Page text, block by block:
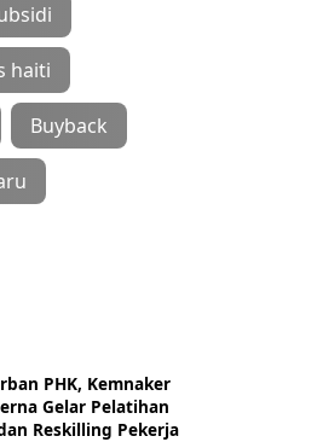
haiti
Buyback
PHK, Kemnaker
Gelar Pelatihan
Reskilling Pekerja